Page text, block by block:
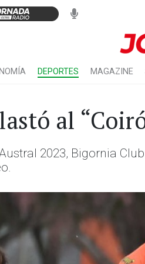
DEPORTES MAGAZINE
al
2023, Bigornia